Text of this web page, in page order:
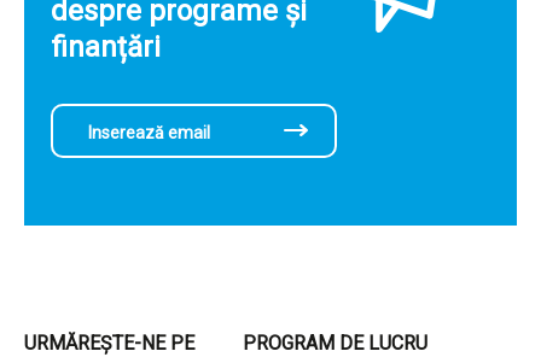
despre programe și
finanțări
URMĂREȘTE-NE PE PROGRAM DE LUCRU